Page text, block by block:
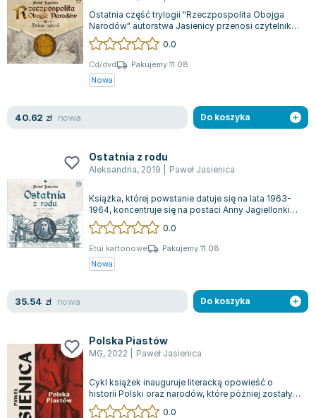
Ostatnia część trylogii "Rzeczpospolita Obojga
Narodów" autorstwa Jasienicy przenosi czytelnika
w burzliwe czasy Polski od 1696 do...
0.0
Cd/dvd
Pakujemy 11.08
Nowa
40.62 zł nowa Do koszyka
Ostatnia z rodu
Aleksandria, 2019 Paweł Jasienica
Książka, której powstanie datuje się na lata 1963-
1964, koncentruje się na postaci Anny Jagiellonki
(1523-1596) oraz na wydarzenia...
0.0
Etui kartonowe
Pakujemy 11.08
Nowa
35.54 zł nowa Do koszyka
Polska Piastów
MG, 2022 Paweł Jasienica
Cykl książek inauguruje literacką opowieść o
historii Polski oraz narodów, które później zostały z
nią sfederowane. Autor sugeruje...
0.0